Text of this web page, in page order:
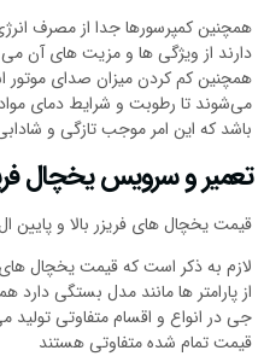
همچنین کمپرسورها جدا از مصرف
دارند از ویژگی ها و مزیت های آن می
همچنین کم کردن میزان صدای موتور
می‌شوند تا رطوبت و شرایط دمای
باشد که این امر موجب تازگی و
تعمیر و سرویس یخچال
قیمت یخچال های فریزر بالا و پایین
لازم به ذکر است که قیمت یخچال
از پارامتر ها مانند مدل بستگی دارد
جی در انواع و اقسام متفاوتی
قیمت تمام شده متفاوتی هستند